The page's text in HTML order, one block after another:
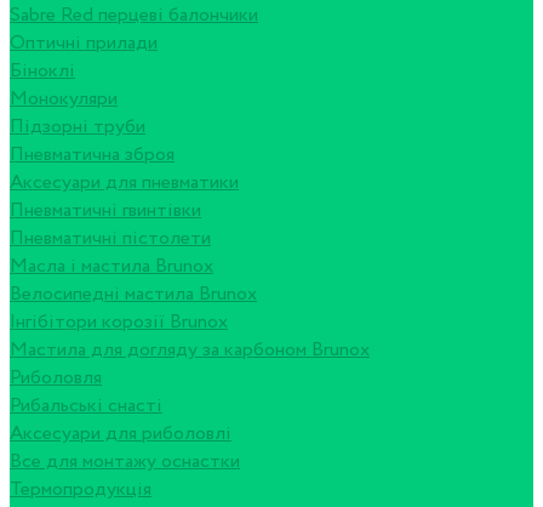
Sabre Red перцеві балончики
Оптичні прилади
Біноклі
Монокуляри
Підзорні труби
Пневматична зброя
Аксесуари для пневматики
Пневматичні гвинтівки
Пневматичні пістолети
Масла і мастила Brunox
Велосипедні мастила Brunox
Інгібітори корозії Brunox
Мастила для догляду за карбоном Brunox
Риболовля
Рибальські снасті
Аксесуари для риболовлі
Все для монтажу оснастки
Термопродукція